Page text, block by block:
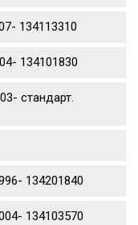
134113310
134101830
стандарт.
134201840
134103570